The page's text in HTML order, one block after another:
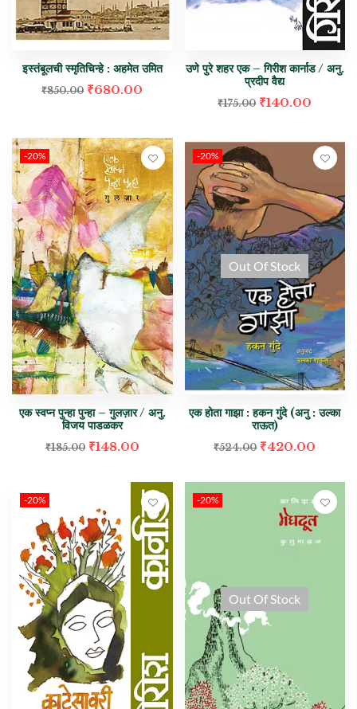
इस्तंबूलची स्मृतिचिन्हे : अहमेत उमित
₹850.00 ₹680.00
उणे पुरे शहर एक – गिरीश कार्नाड / अनु.
प्रदीप वैद्य
₹175.00 ₹140.00
-20%
एक स्वप्न पुन्हा पुन्हा – गुलज़ार / अनु.
विजय पाडळकर
₹185.00 ₹148.00
-20%
Out Of Stock
एक होता गाझा : हकन गुंदे (अनु : उल्का
राऊत)
₹524.00 ₹420.00
-20% -20%
Out Of Stock